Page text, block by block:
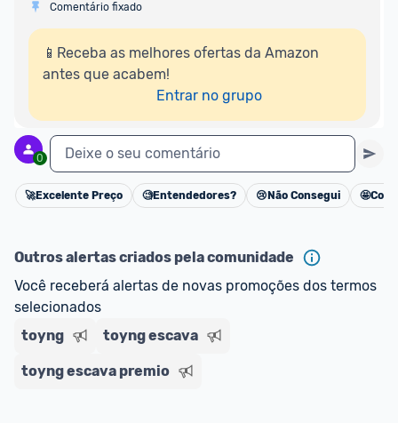
Comentário fixado
📱Receba as melhores ofertas da Amazon
antes que acabem!
Entrar no grupo
0 Deixe o seu comentário
Cancelar
🚀Excelente Preço 🧐Entendedores? 😢 Não Consegui 🤩
Outros alertas criados pela comunidade
Você receberá alertas de novas promoções dos termos
selecionados
toyng
toyng escava
toyng escava premio